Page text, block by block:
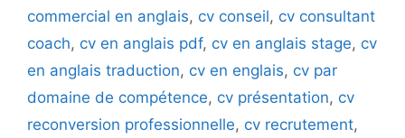
commercial en anglais, cv conseil, cv consultant
coach, cv en anglais pdf, cv en anglais stage, cv
en anglais traduction, cv en englais, cv par
domaine de compétence, cv présentation, cv
reconversion professionnelle, cv recrutement,